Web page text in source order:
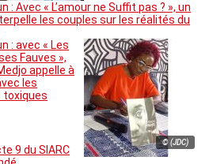
: Avec « L’amour ne Suffit pas ? », un
les couples sur les réalités du
© (JDC)
: avec « Les
Fauves »,
appelle à
les
toxiques
9 du SIARC